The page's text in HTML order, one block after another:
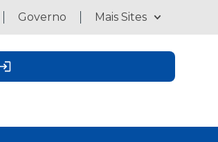
Governo Mais Sites